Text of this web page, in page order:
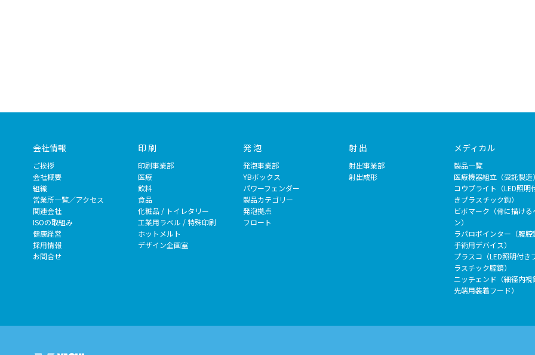
会社情報
ご挨拶
会社概要
組織
営業所一覧／アクセス
関連会社
ISOの取組み
健康経営
採用情報
お問合せ
印 刷
印刷事業部
医療
飲料
食品
化粧品 / トイレタリー
工業用ラベル / 特殊印刷
ホットメルト
デザイン企画室
発 泡
発泡事業部
YBボックス
パワーフェンダー
製品カテゴリー
発泡拠点
フロート
射 出
射出事業部
射出成形
メディカル
製品一覧
医療機器組立（受託製造）
コウプライト（LED照明
きプラスチック鈎）
ビボマーク（骨に描ける
ン）
ラパロポインター（腹腔
手術用デバイス）
プラスコ（LED照明付き
ラスチック腟鏡）
ニッチェンド（細径内視
先端用装着フード）